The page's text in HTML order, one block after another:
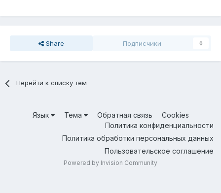
Share Подписчики 0
Перейти к списку тем
Язык Тема Обратная связь
Cookies
Политика конфиденциальности
Политика обработки персональных данных
Пользовательское соглашение
Powered by Invision Community